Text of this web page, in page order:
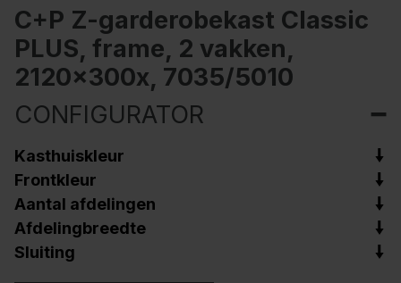
C+P Z-garderobekast Classic
PLUS, frame, 2 vakken,
2120x300x, 7035/5010
CONFIGURATOR
Kasthuiskleur
Frontkleur
Aantal afdelingen
Afdelingbreedte
Sluiting